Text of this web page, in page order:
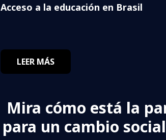
Acceso a la educación en Brasil
LEER MÁS
Mira cómo está la
para un cambio